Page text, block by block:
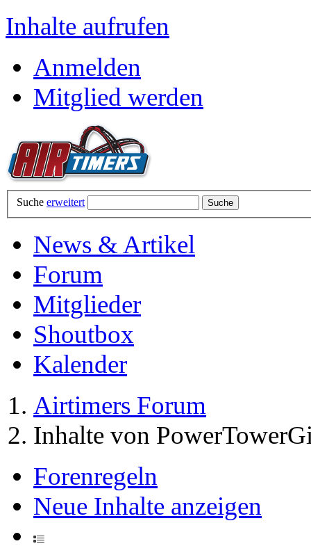
Inhalte aufrufen
Anmelden
Mitglied werden
Suche erweitert
News & Artikel
Forum
Mitglieder
Shoutbox
Kalender
Airtimers Forum
Inhalte von
Forenregeln
Neue Inhalte anzeigen